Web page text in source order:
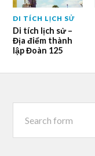
DI TÍCH LỊCH SỬ
Di tích lịch sử –
Địa điểm thành
lập Đoàn 125